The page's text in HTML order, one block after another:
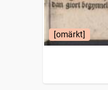
[omärkt]